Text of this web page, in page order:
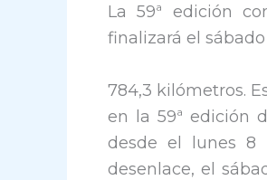
La 59ª edición
finalizará el
784,3 kilómetros.
en la 59ª edición
desde el lunes 8
desenlace, el